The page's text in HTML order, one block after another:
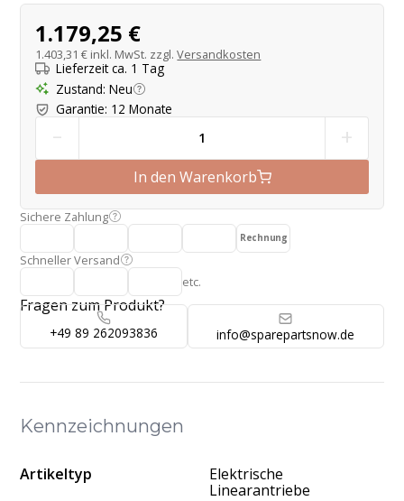
Produktangebot
1.179,25 €
1.403,31 € inkl. MwSt. zzgl.Versandkosten
Lieferzeit ca. 1 Tag
Zustand: Neu
Garantie: 12 Monate
- +
In den Warenkorb
Sichere Zahlung
Rechnung
Schneller Versand
etc.
Fragen zum Produkt?
+49 89 262093836 info@sparepartsnow.de
Kennzeichnungen
Artikeltyp
Elektrische
Linearantriebe